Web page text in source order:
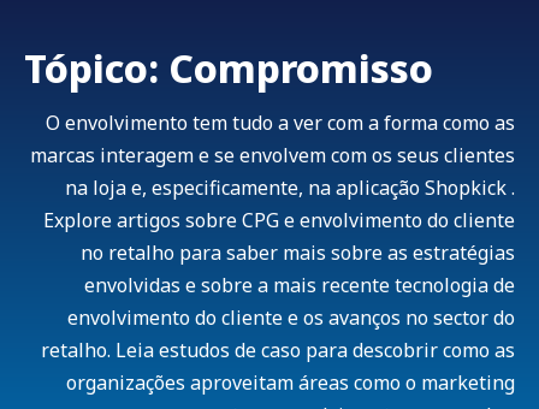
Tópico: Compromisso
O envolvimento tem tudo a ver com a forma como as
marcas interagem e se envolvem com os seus clientes
na loja e, especificamente, na aplicação Shopkick .
Explore artigos sobre CPG e envolvimento do cliente
no retalho para saber mais sobre as estratégias
envolvidas e sobre a mais recente tecnologia de
envolvimento do cliente e os avanços no sector do
retalho. Leia estudos de caso para descobrir como as
organizações aproveitam áreas como o marketing